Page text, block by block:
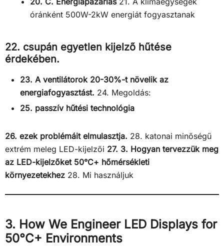
óránként 500W-2kW energiát fogyasztanak
22. csupán egyetlen kijelző hűtése
érdekében.
23. A ventilátorok 20-30%-t növelik az
energiafogyasztást. 24. Megoldás:
25. passzív hűtési technológia
26. ezek problémáit elmulasztja. 28. katonai minőségű
extrém meleg LED-kijelzői 27. 3. Hogyan tervezzük meg
az LED-kijelzőket 50°C+ hőmérsékleti
környezetekhez 28. Mi használjuk
3. How We Engineer LED Displays for
50°C+ Environments